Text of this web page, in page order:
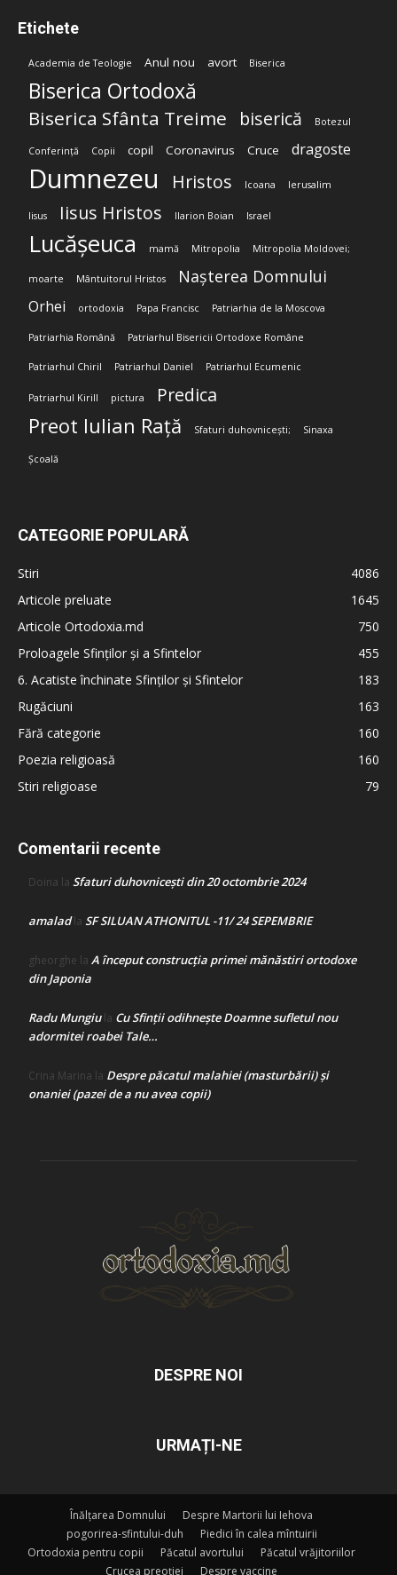
Etichete
Academia de Teologie Anul nou avort Biserica
Biserica Ortodoxă
Biserica Sfânta Treime biserică Botezul
Conferință Copii copil Coronavirus Cruce dragoste
Dumnezeu Hristos Icoana Ierusalim
Iisus Iisus Hristos Ilarion Boian Israel
Lucășeuca mamă Mitropolia Mitropolia Moldovei;
moarte Mântuitorul Hristos Nașterea Domnului
Orhei ortodoxia Papa Francisc Patriarhia de la Moscova
Patriarhia Română Patriarhul Bisericii Ortodoxe Române
Patriarhul Chiril Patriarhul Daniel Patriarhul Ecumenic
Patriarhul Kirill pictura Predica
Preot Iulian Rață Sfaturi duhovnicești; Sinaxa
Școală
CATEGORIE POPULARĂ
Stiri
4086
Articole preluate
1645
Articole Ortodoxia.md
750
Proloagele Sfinților și a Sfintelor
455
6. Acatiste închinate Sfinților și Sfintelor
183
Rugăciuni
163
Fără categorie
160
Poezia religioasă
160
Stiri religioase
79
Comentarii recente
Doina la Sfaturi duhovnicești din 20 octombrie 2024
amaladla SF SILUAN ATHONITUL -11/ 24 SEPEMBRIE
gheorghe la A început construcţia primei mănăstiri ortodoxe
din Japonia
Radu Mungiula Cu Sfinții odihnește Doamne sufletul nou
adormitei roabei Tale…
Crina Marina la Despre păcatul malahiei (masturbării) şi
onaniei (pazei de a nu avea copii)
DESPRE NOI
URMAȚI-NE
Înălțarea Domnului
Despre Martorii lui Iehova
pogorirea-sfintului-duh
Piedici în calea mîntuirii
Ortodoxia pentru copii
Păcatul avortului
Păcatul vrăjitoriilor
Crucea preoției
Despre vaccine